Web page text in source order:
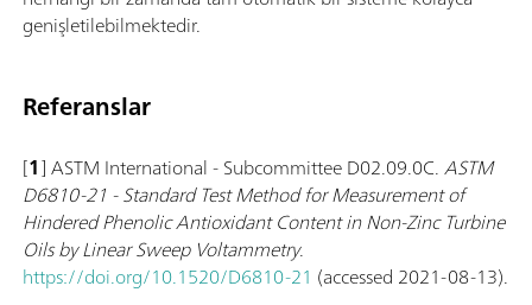
genişletilebilmektedir.
Referanslar
[1] ASTM International - Subcommittee D02.09.0C.ASTM
D6810-21 - Standard Test Method for Measurement of
Hindered Phenolic Antioxidant Content in Non-Zinc Turbine
Oils by Linear Sweep Voltammetry.
https://doi.org/10.1520/D6810-21 (accessed 2021-08-13).